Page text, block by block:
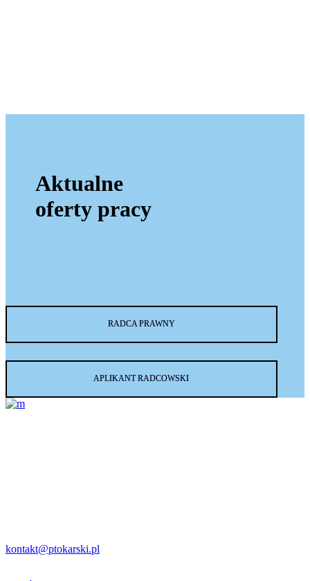
Aktualne
oferty pracy
RADCA PRAWNY
APLIKANT RADCOWSKI
kontakt@ptokarski.pl